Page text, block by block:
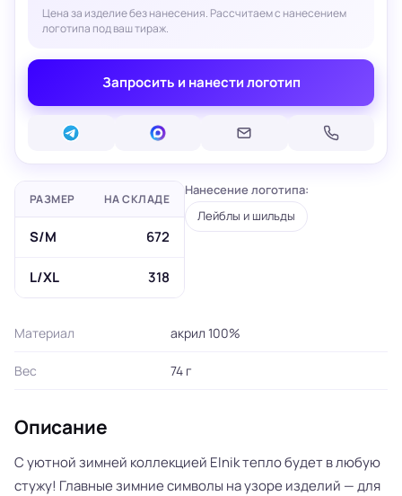
Цена за изделие без нанесения. Рассчитаем с нанесением
логотипа под ваш тираж.
Запросить и нанести логотип
РАЗМЕР НА СКЛАДЕ
S/M 672
L/XL 318
Нанесение логотипа:
Лейблы и шильды
Материал акрил 100%
Вес 74 г
Описание
С уютной зимней коллекцией Elnik тепло будет в любую
стужу! Главные зимние символы на узоре изделий — для